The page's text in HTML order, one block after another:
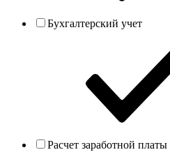
Бухгалтерский учет
Расчет заработной платы